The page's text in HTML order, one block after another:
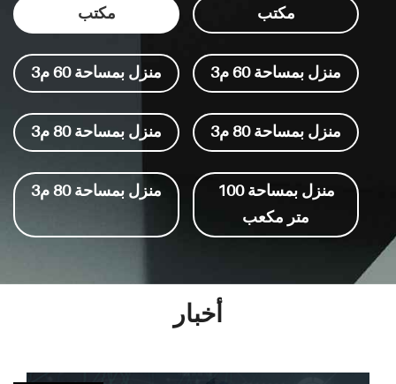
مكتب مكتب
منزل بمساحة 60 م3 منزل بمساحة 60 م3
منزل بمساحة 80 م3 منزل بمساحة 80 م3
منزل بمساحة 80 م3
منزل بمساحة 100
متر مكعب
أخبار